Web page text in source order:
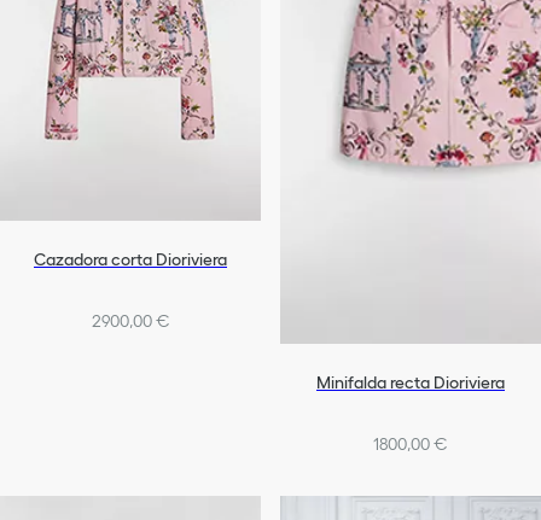
Cazadora corta Dioriviera
2900,00 €
Minifalda recta Dioriviera
1800,00 €